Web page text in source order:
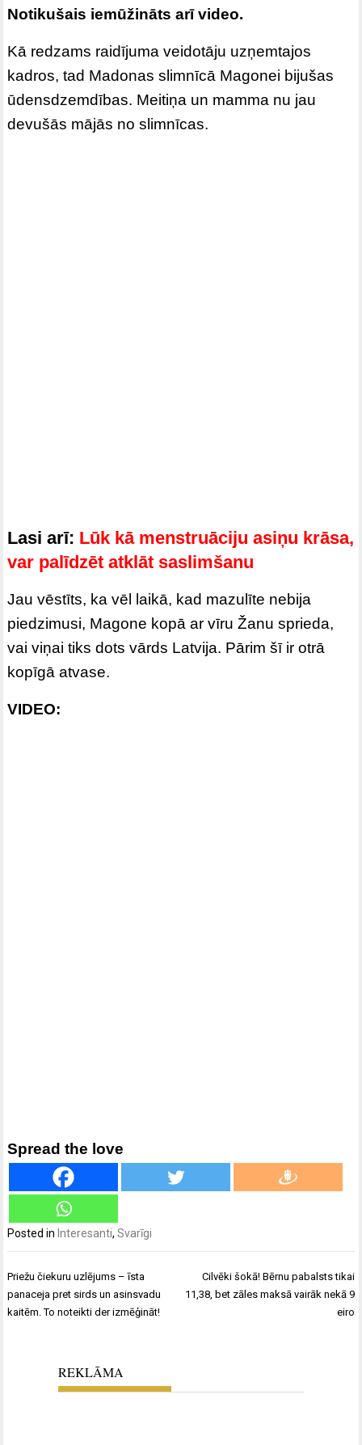
Notikušais iemūžināts arī video.
Kā redzams raidījuma veidotāju uzņemtajos
kadros, tad Madonas slimnīcā Magonei bijušas
ūdensdzemdības. Meitiņa un mamma nu jau
devušās mājās no slimnīcas.
Lasi arī: Lūk kā menstruāciju asiņu krāsa,
var palīdzēt atklāt saslimšanu
Jau vēstīts, ka vēl laikā, kad mazulīte nebija
piedzimusi, Magone kopā ar vīru Žanu sprieda,
vai viņai tiks dots vārds Latvija. Pārim šī ir otrā
kopīgā atvase.
VIDEO:
Spread the love
Posted in Interesanti,Svarīgi
Ziņu
izvēlne
Priežu čiekuru uzlējums – īsta
panaceja pret sirds un asinsvadu
kaitēm. To noteikti der izmēģināt!
Cilvēki šokā! Bērnu pabalsts tikai
11,38, bet zāles maksā vairāk nekā 9
eiro
REKLĀMA